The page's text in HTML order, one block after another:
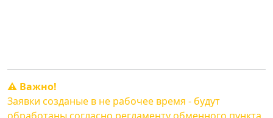
⚠️ Важно!
Заявки созданые в не рабочее время - будут